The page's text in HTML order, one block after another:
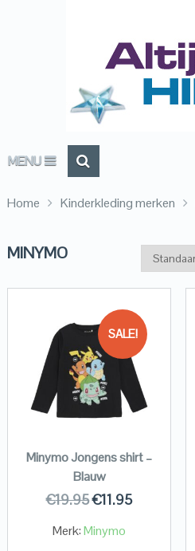
MENU
Home Kinderkleding merken
MINYMO
SALE!
Minymo Jongens shirt –
Blauw
€19.95€11.95
Merk:Minymo